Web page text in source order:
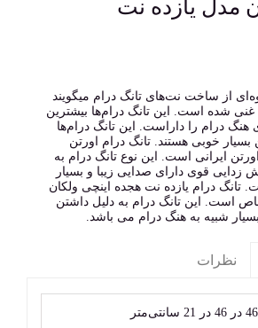
مدل یازده نت
از ساخت نت‌های تانگ درام میگویند
شده است. این تانگ درام‌ها بیشترین
درام را داراست. این تانگ درام‌ها
خوبی هستند. تانگ درام اورتن
ایرانی است. این نوع تانگ درام به
زدایی قوی دارای صدایی زیبا و بسیار
تانگ درام یازده نت هجده اینچی ولکان
است. این تانگ درام به دلیل داشتن
شبیه به هنگ درام می باشد.
نظرات
46 در 46 در 21 سانتی‌متر